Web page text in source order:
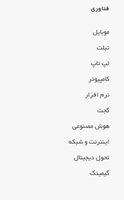
فناوری
موبایل
تبلت
لپ تاپ
کامپیوتر
نرم افزار
گجت
هوش مصنوعی
اینترنت و شبکه
تحول دیجیتال
گیمینگ